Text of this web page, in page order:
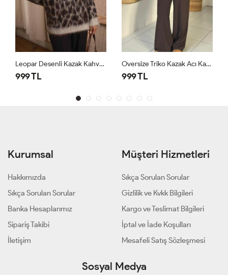
Leopar Desenli Kazak Kahverengi
999 TL
Oversize Triko Kazak Acı Kahve
999 TL
Kurumsal
Hakkımızda
Sıkça Sorulan Sorular
Banka Hesaplarımız
Sipariş Takibi
İletişim
Müşteri Hizmetleri
Sıkça Sorulan Sorular
Gizlilik ve Kvkk Bilgileri
Kargo ve Teslimat Bilgileri
İptal ve İade Koşulları
Mesafeli Satış Sözleşmesi
Sosyal Medya